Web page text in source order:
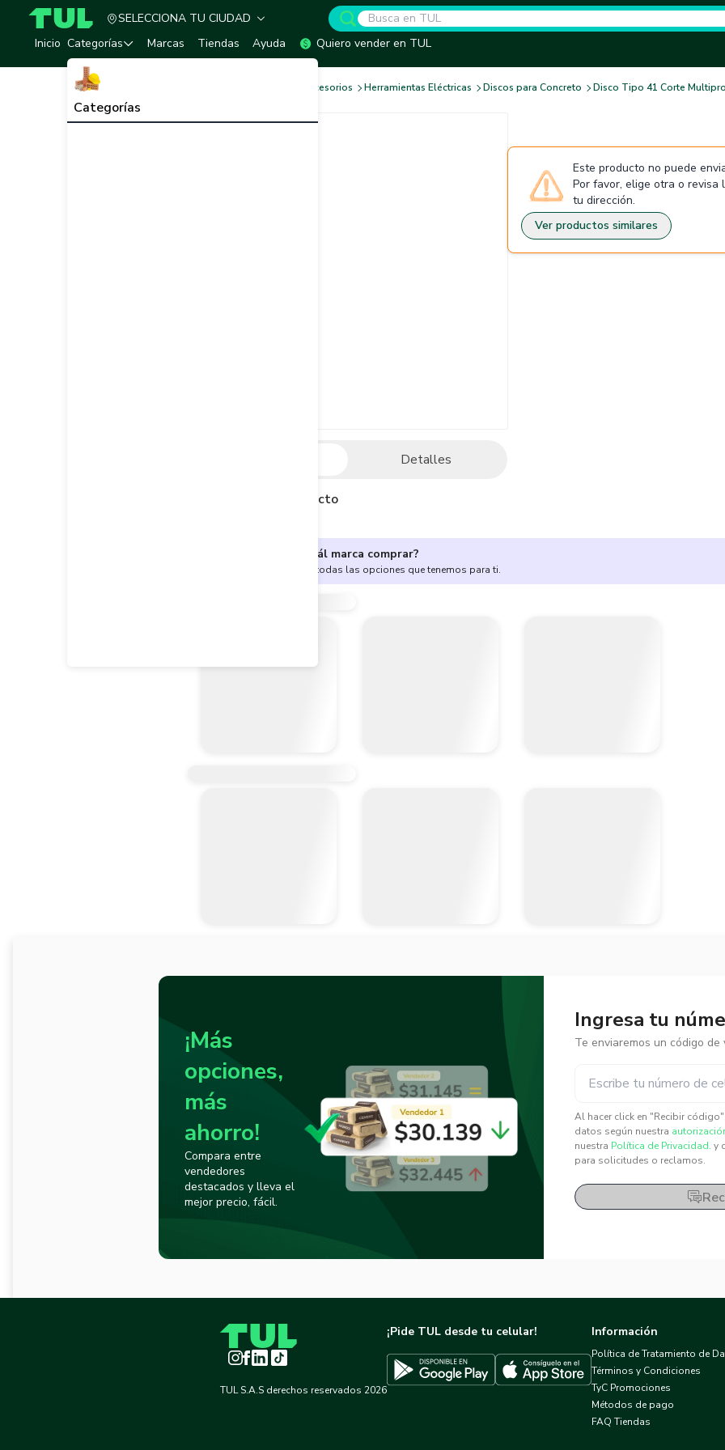
TUL - Tu Marketplace de Construcción
SELECCIONA TU CIUDAD
Inicio Categorías
Categorías
Marcas Tiendas Ayuda Quiero vender en TUL
Herramientas, Equipos y Accesorios Herramientas Eléctricas Discos para Concreto Disco Tipo 41 Corte
Detalles
Descripción del producto
Este producto no puede
Por favor, elige otra o revisa
tu dirección.
Ver productos similares
¿No sabes cuál marca comprar?
Encuentra aquí todas las opciones que tenemos para ti.
¡Más
opciones,
más
ahorro!
Compara entre
vendedores
destacados y lleva el
mejor precio, fácil.
Ingresa tu
Te enviaremos un código de
Al hacer click en "Recibir
datos según nuestra
nuestra Política de Privacidad. y
para solicitudes o reclamos.
Instagram
Facebook
LinkedInTikTok
TUL S.A.S derechos reservados 2026
¡Pide TUL desde tu celular!
Descargar TUL en Google PlayDescargar TUL en App Store
Información
Política de Tratamiento de
Términos y Condiciones
TyC Promociones
Métodos de pago
FAQ Tiendas